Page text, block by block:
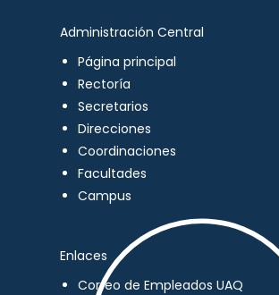
Administración Central
Página principal
Rectoría
Secretarios
Direcciones
Coordinaciones
Facultades
Campus
Enlaces
Correo de Empleados UAQ